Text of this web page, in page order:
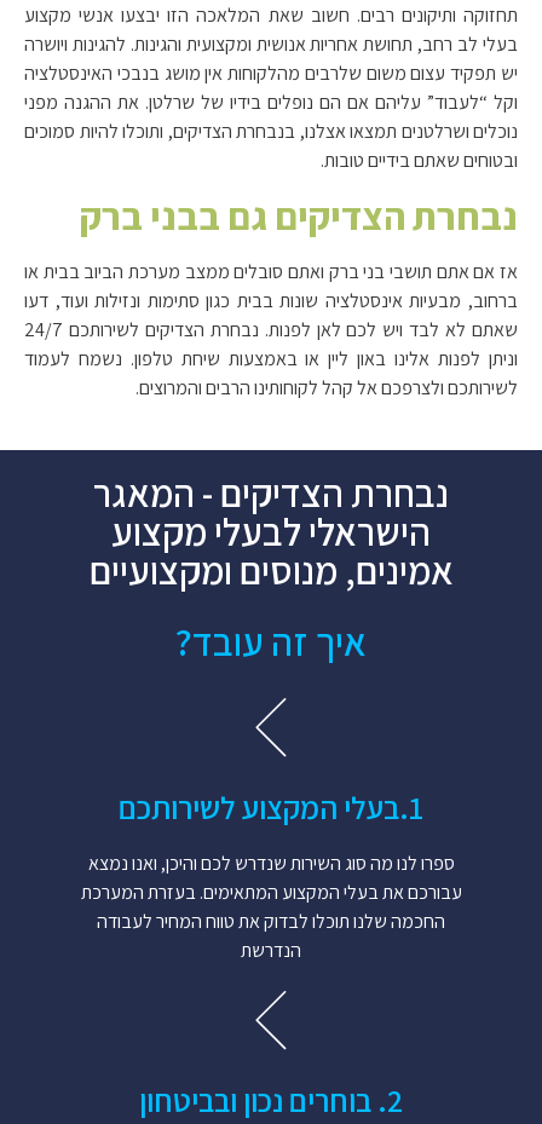
תחזוקה ותיקונים רבים. חשוב שאת המלאכה הזו יבצעו אנשי מקצוע
בעלי לב רחב, תחושת אחריות אנושית ומקצועית והגינות. להגינות ויושרה
יש תפקיד עצום משום שלרבים מהלקוחות אין מושג בנבכי האינסטלציה
וקל “לעבוד” עליהם אם הם נופלים בידיו של שרלטן. את ההגנה מפני
נוכלים ושרלטנים תמצאו אצלנו, בנבחרת הצדיקים, ותוכלו להיות סמוכים
ובטוחים שאתם בידיים טובות.
נבחרת הצדיקים גם בבני ברק
אז אם אתם תושבי בני ברק ואתם סובלים ממצב מערכת הביוב בבית או
ברחוב, מבעיות אינסטלציה שונות בבית כגון סתימות ונזילות ועוד, דעו
שאתם לא לבד ויש לכם לאן לפנות. נבחרת הצדיקים לשירותכם 24/7
וניתן לפנות אלינו באון ליין או באמצעות שיחת טלפון. נשמח לעמוד
לשירותכם ולצרפכם אל קהל לקוחותינו הרבים והמרוצים.
נבחרת הצדיקים - המאגר
הישראלי לבעלי מקצוע
אמינים, מנוסים ומקצועיים
איך זה עובד?
1.​בעלי המקצוע לשירותכם​
ספרו לנו מה סוג השירות שנדרש לכם והיכן, ואנו נמצא
עבורכם את בעלי המקצוע המתאימים. בעזרת המערכת
החכמה שלנו תוכלו לבדוק את טווח המחיר לעבודה
הנדרשת
2. בוחרים נכון ובביטחון